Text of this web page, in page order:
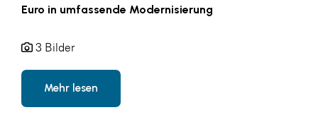
Euro in umfassende Modernisierung
3 Bilder
Mehr lesen